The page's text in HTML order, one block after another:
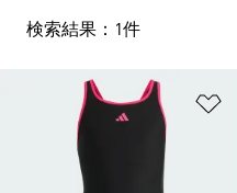
検索結果：1件